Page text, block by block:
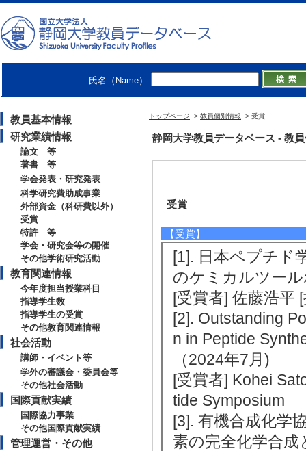
氏名（Name）
教員基本情報
研究業績情報
論文 等
著書 等
学会発表・研究発表
科学研究費助成事業
外部資金（科研費以外）
受賞
特許 等
学会・研究会等の開催
その他学術研究活動
教育関連情報
今年度担当授業科目
指導学生数
指導学生の受賞
その他教育関連情報
社会活動
講師・イベント等
学外の審議会・委員会等
その他社会活動
国際貢献実績
国際協力事業
その他国際貢献実績
管理運営・その他
トップページ > 教員個別情報 > 受賞
静岡大学教員データベース - 教
受賞
【受賞】
[1]. 日本ペプチド
のケミカルツー
[受賞者] 佐藤浩平
[2]. Outstanding
n in Peptide
（2024年7月)
[受賞者] Kohei
tide Symposium
[3]. 有機合成化学
素の完全化学合